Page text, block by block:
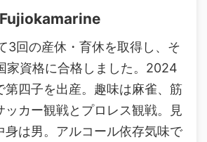
Fujiokamarine
3回の産休・育休を取得し、そ
家資格に合格しました。2024
第四子を出産。趣味は麻雀、筋
ッカー観戦とプロレス観戦。見
身は男。アルコール依存気味で